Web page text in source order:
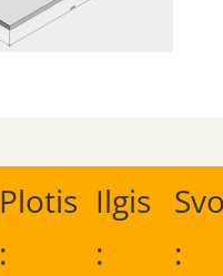
Plotis
:
Ilgis
:
: